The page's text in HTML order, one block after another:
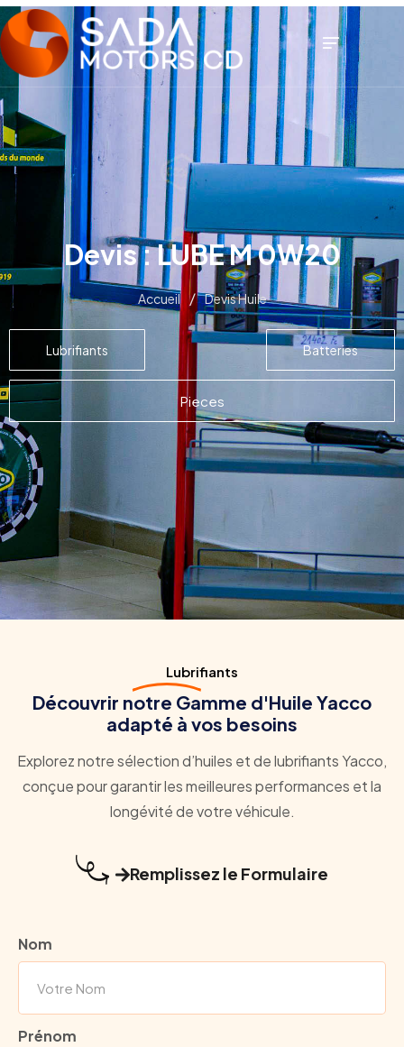
Devis : LUBE M 0W20
Accueil / Devis Huile
Lubrifiants Batteries
Pieces
Lubrifiants
Découvrir notre Gamme d'Huile Yacco
adapté à vos besoins
Explorez notre sélection d’huiles et de lubrifiants Yacco,
conçue pour garantir les meilleures performances et la
longévité de votre véhicule.
Remplissez le Formulaire
Nom
Prénom